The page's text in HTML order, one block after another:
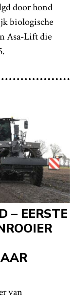
door hond
biologische
Asa-Lift die
– EERSTE
van